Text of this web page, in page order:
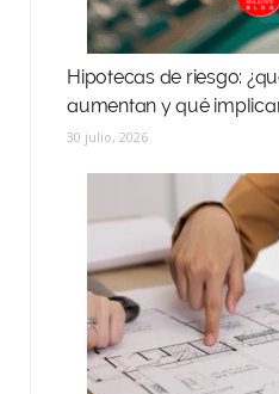
Hipotecas de riesgo:
aumentan y qué
30 julio, 2026